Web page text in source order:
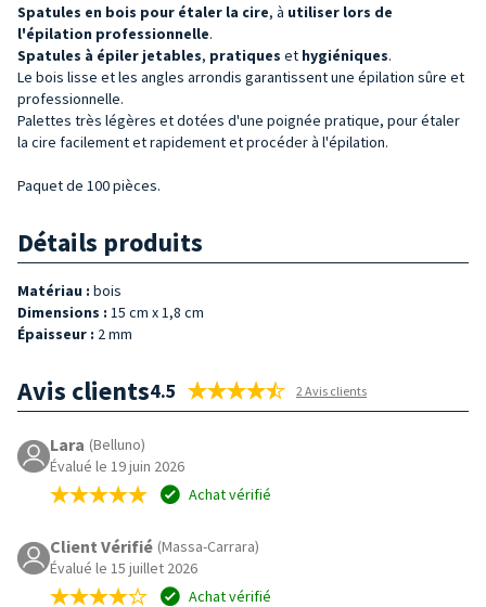
Spatules en bois pour étaler la cire, à utiliser lors de
l'épilation professionnelle.
Spatules à épiler jetables, pratiques et hygiéniques.
Le bois lisse et les angles arrondis garantissent une épilation sûre et
professionnelle.
Palettes très légères et dotées d'une poignée pratique, pour étaler
la cire facilement et rapidement et procéder à l'épilation.
Paquet de 100 pièces.
Détails produits
Matériau : bois
Dimensions : 15 cm x 1,8 cm
Épaisseur : 2 mm
Avis clients4.5 2 Avis clients
Lara (Belluno)
Évalué le 19 juin 2026
Achat vérifié
Client Vérifié (Massa-Carrara)
Évalué le 15 juillet 2026
Achat vérifié